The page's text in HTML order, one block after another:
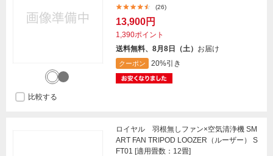
(26)
13,900円
1,390ポイント
送料無料、8月8日（土） お届け
クーポン 20%引き
比較する
ロイヤル 羽根無しファン×空気清浄機 SM
ART FAN TRIPOD LOOZER（ルーザー） S
FT01 [適用畳数：12畳]